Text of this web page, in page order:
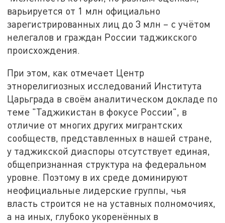
варьируется от 1 млн официально
зарегистрированных лиц до 3 млн – с учётом
нелегалов и граждан России таджикского
происхождения.
При этом, как отмечает Центр
этнорелигиозных исследований Института
Царьграда в своём аналитическом докладе по
теме "Таджикистан в фокусе России", в
отличие от многих других мигрантских
сообществ, представленных в нашей стране,
у таджикской диаспоры отсутствует единая,
общепризнанная структура на федеральном
уровне. Поэтому в их среде доминируют
неофициальные лидерские группы, чья
власть строится не на уставных полномочиях,
а на иных, глубоко укоренённых в